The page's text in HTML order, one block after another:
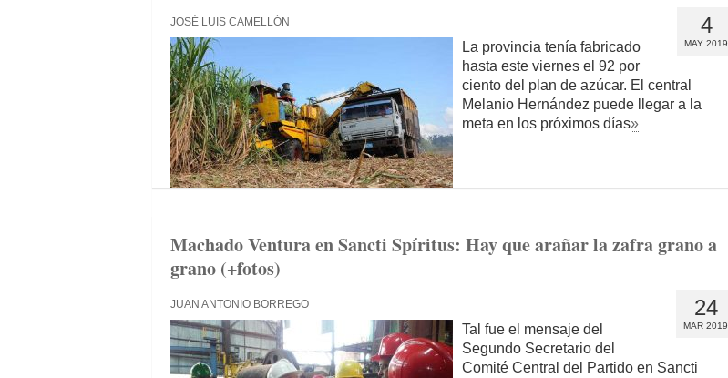
4
MAY 2019
JOSÉ LUIS CAMELLÓN
La provincia tenía fabricado
hasta este viernes el 92 por
ciento del plan de azúcar. El central
Melanio Hernández puede llegar a la
meta en los próximos días»
Machado Ventura en Sancti Spíritus: Hay que arañar la zafra grano a
grano (+fotos)
24
MAR 2019
JUAN ANTONIO BORREGO
Tal fue el mensaje del
Segundo Secretario del
Comité Central del Partido en Sancti